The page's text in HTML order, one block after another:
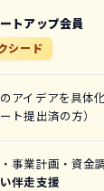
トアップ会員
シード
アイデアを具体
ート提出済の方）
事業計画・資金
伴走支援